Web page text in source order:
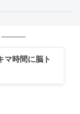
マ時間に脳ト